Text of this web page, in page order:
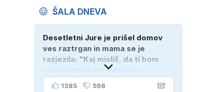
ŠALA DNEVA
Desetletni Jure je prišel domov
ves raztrgan in mama se je
razjezila: "Kaj misliš, da ti bom
vsak teden kupovala nova
oblačila?" "Bodi vesela, da je
1385 598